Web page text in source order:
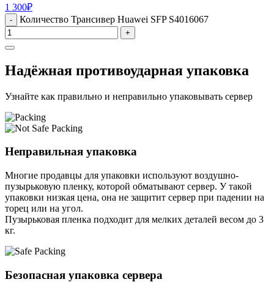
1 300₽
- Количество Трансивер Huawei SFP S4016067
+
Надёжная противоударная упаковка
Узнайте как правильно и неправильно упаковывать сервер
Неправильная упаковка
Многие продавцы для упаковки используют воздушно-
пузырьковую пленку, которой обматывают сервер. У такой
упаковки низкая цена, она не защитит сервер при падении на
торец или на угол.
Пузырьковая пленка подходит для мелких деталей весом до 3
кг.
Безопасная упаковка сервера